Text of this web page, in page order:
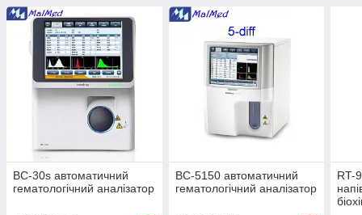
BC-30s автоматичний
гематологічний аналізатор
BC-5150 автоматичний
гематологічний аналізатор
RT-